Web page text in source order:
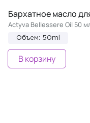
Бархатное масло
Actyva Bellessere Oil 50
Объем: 50ml
В корзину